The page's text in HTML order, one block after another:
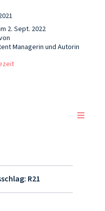
2. Sept. 2022
Managerin und Autorin
R21